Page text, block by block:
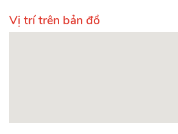
Vị trí trên bản đồ